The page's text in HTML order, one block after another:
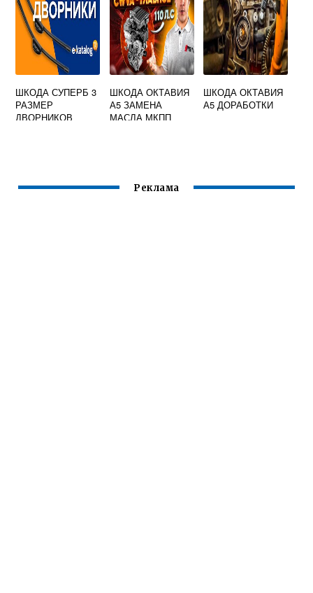
ШКОДА СУПЕРБ 3
РАЗМЕР
ДВОРНИКОВ
ШКОДА ОКТАВИЯ
А5 ЗАМЕНА
МАСЛА МКПП
ШКОДА ОКТАВИЯ
А5 ДОРАБОТКИ
Реклама